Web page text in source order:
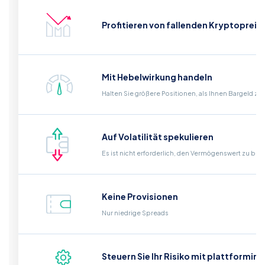
Profitieren von fallenden
Mit Hebelwirkung handeln
Halten Sie größere Positionen, als Ihnen Bargeld
Auf Volatilität spekulieren
Es ist nicht erforderlich, den Vermögenswert zu
Keine Provisionen
Nur niedrige Spreads
Steuern Sie Ihr Risiko mit